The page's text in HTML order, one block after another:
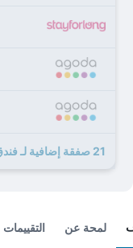
21 صفقة إضافية لـ فندق شاطئ أليون
لمحة عن التقييمات